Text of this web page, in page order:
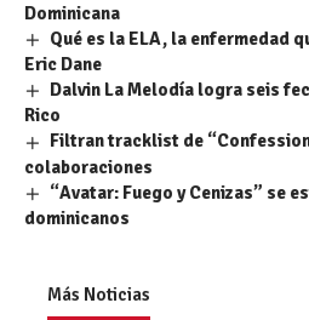
Dominicana
Qué es la ELA, la enfermedad
Eric Dane
Dalvin La Melodía logra seis
Rico
Filtran tracklist de
colaboraciones
“Avatar: Fuego y Cenizas” se
dominicanos
Más Noticias